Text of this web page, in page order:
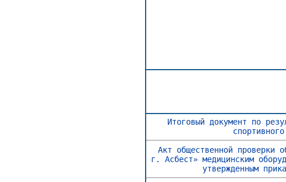
Итоговый документ по
Акт общественной проверки
г. Асбест» медицинским
утвержденным